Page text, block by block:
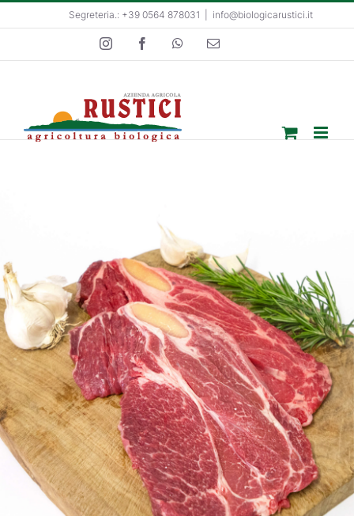
al
Segreteria.: +39 0564 878031 info@biologicarustici.it
InstagramFacebookWhatsApp
Email